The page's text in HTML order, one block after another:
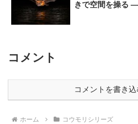
きで空間を操る ―
コメント
コメントを書き込
ホーム コウモリシリーズ